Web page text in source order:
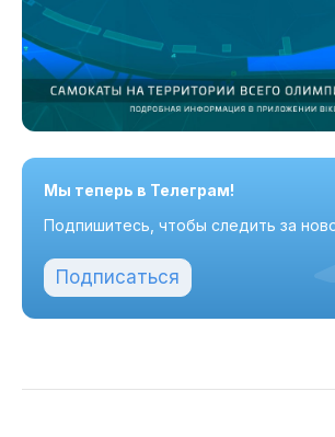
Мы теперь в Телеграм!
Подпишитесь, чтобы следить за
Подписаться